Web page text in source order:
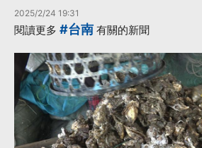
2025/2/24 19:31
閱讀更多 #台南 有關的新聞